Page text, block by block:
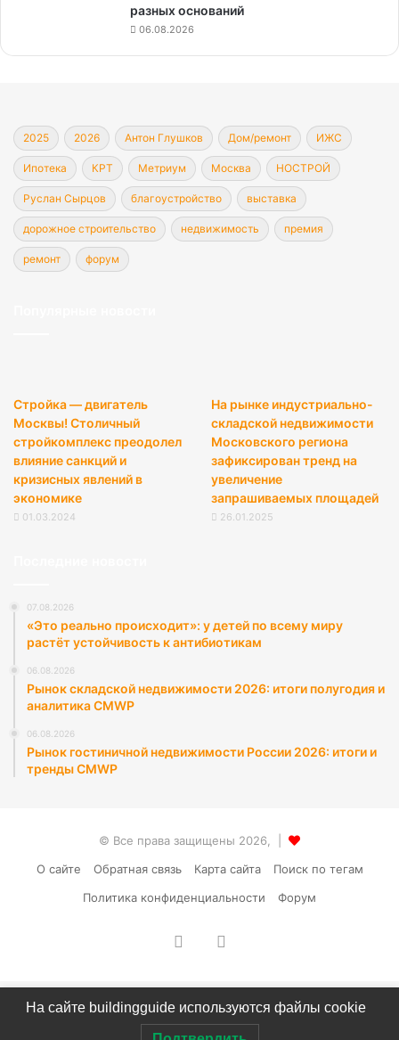
разных оснований
06.08.2026
2025 2026 Антон Глушков Дом/ремонт ИЖС
Ипотека КРТ Метриум Москва НОСТРОЙ
Руслан Сырцов благоустройство выставка
дорожное строительство недвижимость премия
ремонт форум
Стройка — двигатель
Москвы! Столичный
стройкомплекс преодолел
влияние санкций и
кризисных явлений в
экономике
01.03.2024
На рынке индустриально-
складской недвижимости
Московского региона
зафиксирован тренд на
увеличение
запрашиваемых площадей
26.01.2025
07.08.2026
«Это реально происходит»: у детей по всему миру
растёт устойчивость к антибиотикам
06.08.2026
Рынок складской недвижимости 2026: итоги полугодия и
аналитика CMWP
06.08.2026
Рынок гостиничной недвижимости России 2026: итоги и
тренды CMWP
© Все права защищены 2026, |
О сайте
Обратная связь Карта сайта
Поиск по тегам
Политика конфиденциальности
Форум
vk.com
На сайте buildingguide используются файлы cookie